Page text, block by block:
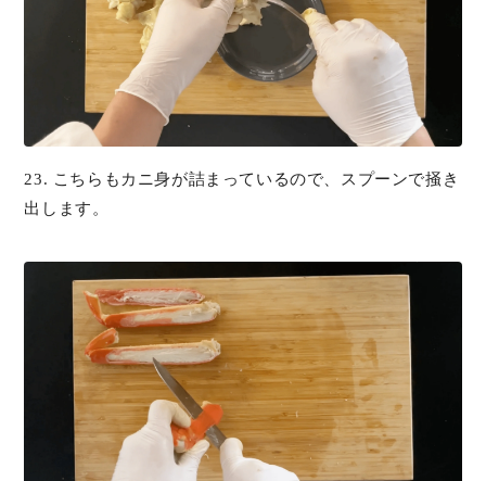
23. こちらもカニ身が詰まっているので、スプーンで掻き
出します。